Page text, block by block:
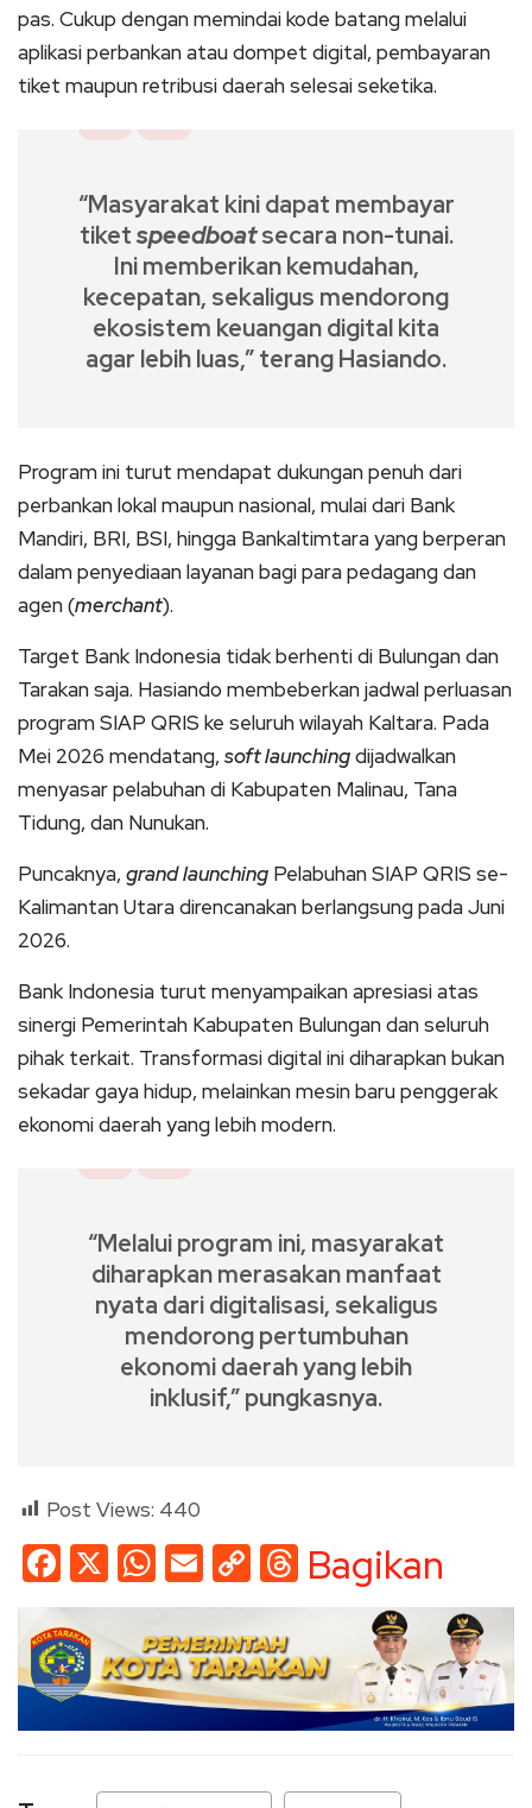
pas. Cukup dengan memindai kode batang melalui
aplikasi perbankan atau dompet digital, pembayaran
tiket maupun retribusi daerah selesai seketika.
“Masyarakat kini dapat membayar
tiketspeedboatsecara non-tunai.
Ini memberikan kemudahan,
kecepatan, sekaligus mendorong
ekosistem keuangan digital kita
agar lebih luas,” terang Hasiando.
Program ini turut mendapat dukungan penuh dari
perbankan lokal maupun nasional, mulai dari Bank
Mandiri, BRI, BSI, hingga Bankaltimtara yang berperan
dalam penyediaan layanan bagi para pedagang dan
agen (merchant).
Target Bank Indonesia tidak berhenti di Bulungan dan
Tarakan saja. Hasiando membeberkan jadwal perluasan
program SIAP QRIS ke seluruh wilayah Kaltara. Pada
Mei 2026 mendatang, soft launchingdijadwalkan
menyasar pelabuhan di Kabupaten Malinau, Tana
Tidung, dan Nunukan.
Puncaknya, grand launching Pelabuhan SIAP QRIS se-
Kalimantan Utara direncanakan berlangsung pada Juni
2026.
Bank Indonesia turut menyampaikan apresiasi atas
sinergi Pemerintah Kabupaten Bulungan dan seluruh
pihak terkait. Transformasi digital ini diharapkan bukan
sekadar gaya hidup, melainkan mesin baru penggerak
ekonomi daerah yang lebih modern.
“Melalui program ini, masyarakat
diharapkan merasakan manfaat
nyata dari digitalisasi, sekaligus
mendorong pertumbuhan
ekonomi daerah yang lebih
inklusif,” pungkasnya.
Post Views: 440
Facebook
X WhatsApp
EmailCopy
Link
Threads
Bagikan